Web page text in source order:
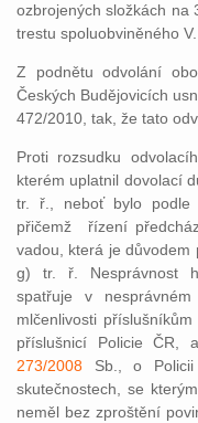
ozbrojených složkách na
trestu spoluobviněného V.
Z podnětu odvolání
Českých Budějovicích
472/2010, tak, že tato
Proti rozsudku
kterém uplatnil dovolací
tr. ř., neboť bylo podle
přičemž řízení
vadou, která je důvodem
g) tr. ř. Nesprávnost
spatřuje v
mlčenlivosti
příslušnicí Policie
273/2008 Sb., o Policii
skutečnostech, se
neměl bez zproštění